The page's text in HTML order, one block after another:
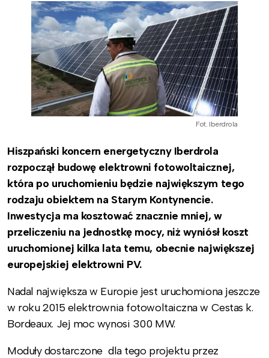
Fot. Iberdrola
Hiszpański koncern energetyczny Iberdrola
rozpoczął budowę elektrowni fotowoltaicznej,
która po uruchomieniu będzie największym tego
rodzaju obiektem na Starym Kontynencie.
Inwestycja ma kosztować znacznie mniej, w
przeliczeniu na jednostkę mocy, niż wyniósł koszt
uruchomionej kilka lata temu, obecnie największej
europejskiej elektrowni PV.
Nadal największa w Europie jest uruchomiona jeszcze
w roku 2015 elektrownia fotowoltaiczna w Cestas k.
Bordeaux. Jej moc wynosi 300 MW.
Moduły dostarczone dla tego projektu przez